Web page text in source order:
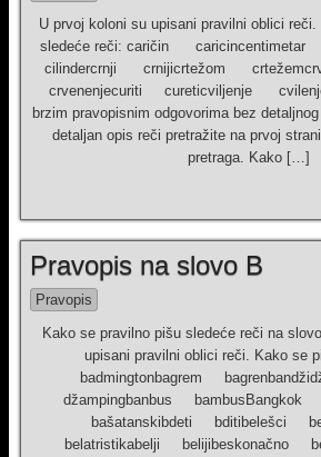
U prvoj koloni su upisani pravilni oblici
sledeće reči: caričin caricincentimetar
cilindercrnji crnijicrtežom
crvenenjecuriti cureticviljenje cvilenje
brzim pravopisnim odgovorima bez
detaljan opis reči pretražite na prvoj
pretraga. Kako […]
Pravopis na slovo B
Pravopis
Kako se pravilno pišu sledeće reči na
upisani pravilni oblici reči. Kako se
badmingtonbagrem
džampingbanbus bambusBangkok
bašatanskibdeti bditibelešci
belatristikabelji belijibeskonačno